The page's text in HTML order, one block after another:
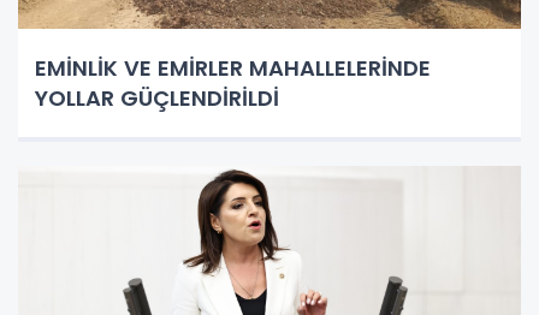
EMİNLİK VE EMİRLER MAHALLELERİNDE
YOLLAR GÜÇLENDİRİLDİ